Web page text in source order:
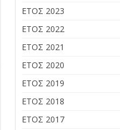
ΕΤΟΣ 2023
ΕΤΟΣ 2022
ΕΤΟΣ 2021
ΕΤΟΣ 2020
ΕΤΟΣ 2019
ΕΤΟΣ 2018
ΕΤΟΣ 2017